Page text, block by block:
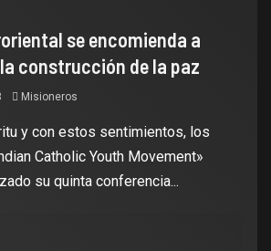
se encomienda a
construcción de la paz
Misioneros
y con estos sentimientos, los
Catholic Youth Movement»
su quinta conferencia...